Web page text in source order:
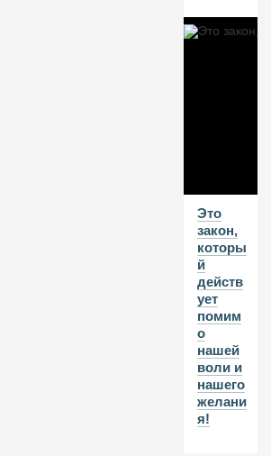
Это
закон,
которы
й
действ
ует
помим
о
нашей
воли и
нашего
желани
я!